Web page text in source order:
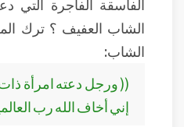
الفاسقة الفاجرة التي
الشاب العفيف ؟ ترك
الشاب:
(( ورجل دعته امرأة
إني أخاف الله رب